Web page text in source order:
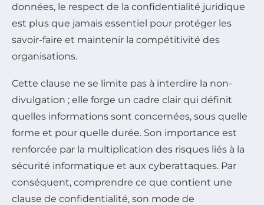
données, le respect de la confidentialité juridique
est plus que jamais essentiel pour protéger les
savoir-faire et maintenir la compétitivité des
organisations.
Cette clause ne se limite pas à interdire la non-
divulgation ; elle forge un cadre clair qui définit
quelles informations sont concernées, sous quelle
forme et pour quelle durée. Son importance est
renforcée par la multiplication des risques liés à la
sécurité informatique et aux cyberattaques. Par
conséquent, comprendre ce que contient une
clause de confidentialité, son mode de